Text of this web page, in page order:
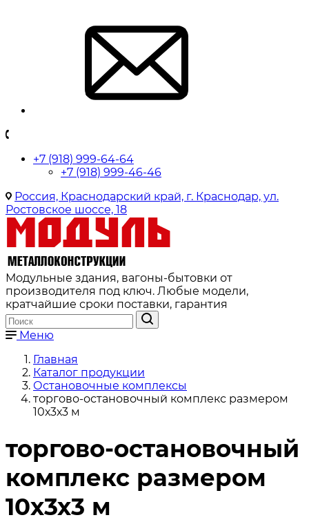
+7 (918) 999-64-64
+7 (918) 999-46-46
Россия, Краснодарский край, г. Краснодар, ул.
Ростовское шоссе, 18
Модульные здания, вагоны-бытовки от
производителя под ключ. Любые модели,
кратчайшие сроки поставки, гарантия
Меню
Главная
Каталог продукции
Остановочные комплексы
торгово-остановочный комплекс размером
10х3х3 м
торгово-остановочный
комплекс размером
10х3х3 м